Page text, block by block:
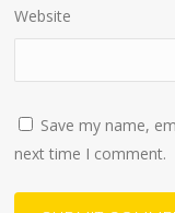
Website
Save my name,
next time I comment.